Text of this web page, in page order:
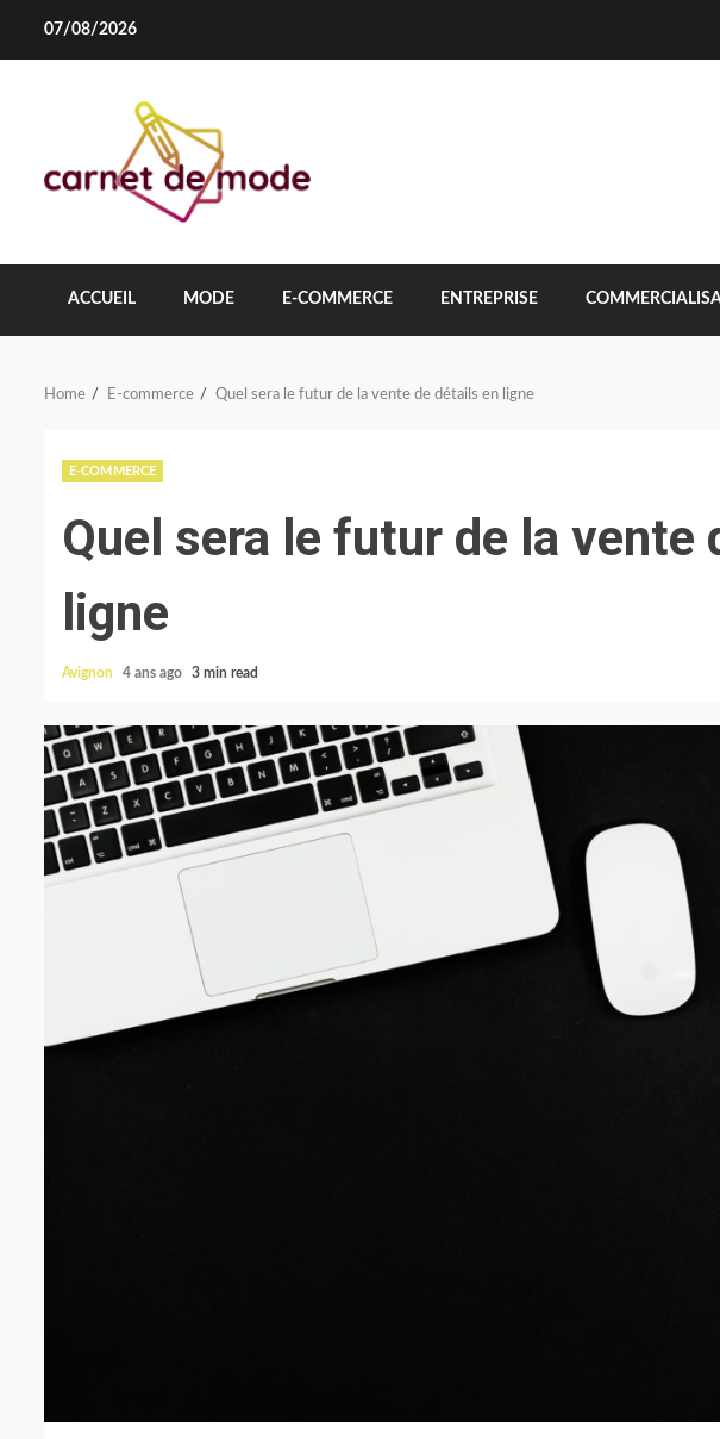
07/08/2026
ACCUEIL MODE E-COMMERCE ENTREPRISE
Home E-commerce Quel sera le futur de la vente de détails en ligne
E-COMMERCE
Quel sera le futur de la vente
ligne
Avignon 4 ans ago 3 min read